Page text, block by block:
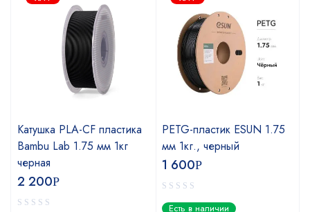
Катушка PLA-CF пластика
Bambu Lab 1.75 мм 1кг
черная
2 200Р
PETG-пластик ESUN 1.75
мм 1кг., черный
1 600Р
Есть в наличии